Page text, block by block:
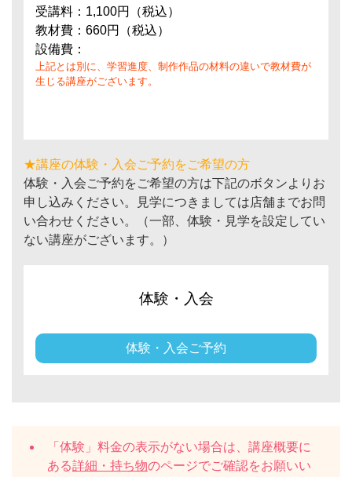
受講料：1,100円（税込）
教材費：660円（税込）
設備費：
上記とは別に、学習進度、制作作品の材料の違いで教材費が
生じる講座がございます。
★講座の体験・入会ご予約をご希望の方
体験・入会ご予約をご希望の方は下記のボタンよりお
申し込みください。見学につきましては店舗までお問
い合わせください。（一部、体験・見学を設定してい
ない講座がございます。）
体験・入会
体験・入会ご予約
「体験」料金の表示がない場合は、講座概要に
ある詳細・持ち物のページでご確認をお願いい